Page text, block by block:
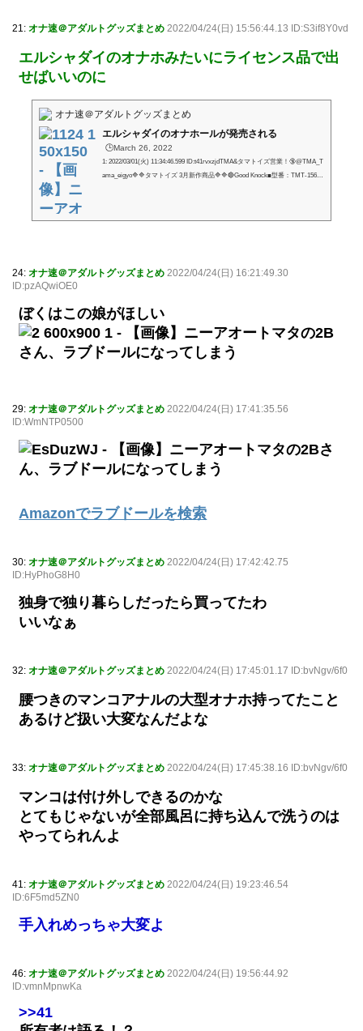
21: オナ速＠アダルトグッズまとめ 2022/04/24(日) 15:56:44.13 ID:S3if8Y0vd
エルシャダイのオナホみたいにライセンス品で出
せばいいのに
オナ速＠アダルトグッズまとめ
エルシャダイのオナホールが発売される
🕒️March 26, 2022
1: 2022/03/01(火) 11:34:46.599 ID:t41rvxzjdTMA&タマトイズ営業！🔞@TMA_T
ama_eigyo🔷🔷タマトイズ 3月新作商品🔷🔷🔴Good Knock■型番：TMT-1568
24: オナ速＠アダルトグッズまとめ 2022/04/24(日) 16:21:49.30
ID:pzAQwiOE0
ぼくはこの娘がほしい
29: オナ速＠アダルトグッズまとめ 2022/04/24(日) 17:41:35.56
ID:WmNTP0500
Amazonでラブドールを検索
30: オナ速＠アダルトグッズまとめ 2022/04/24(日) 17:42:42.75
ID:HyPhoG8H0
独身で独り暮らしだったら買ってたわ
いいなぁ
32: オナ速＠アダルトグッズまとめ 2022/04/24(日) 17:45:01.17 ID:bvNgv/6f0
腰つきのマンコアナルの大型オナホ持ってたこと
あるけど扱い大変なんだよな
33: オナ速＠アダルトグッズまとめ 2022/04/24(日) 17:45:38.16 ID:bvNgv/6f0
マンコは付け外しできるのかな
とてもじゃないが全部風呂に持ち込んで洗うのは
やってられんよ
41: オナ速＠アダルトグッズまとめ 2022/04/24(日) 19:23:46.54
ID:6F5md5ZN0
手入れめっちゃ大変よ
46: オナ速＠アダルトグッズまとめ 2022/04/24(日) 19:56:44.92
ID:vmnMpnwKa
>>41